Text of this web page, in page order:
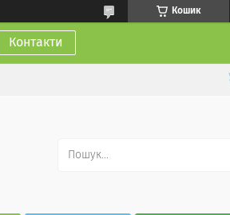
Кошик
Контакти